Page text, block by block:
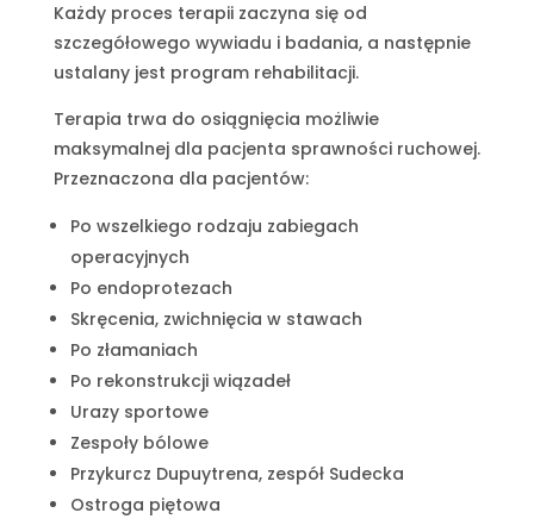
Każdy proces terapii zaczyna się od
szczegółowego wywiadu i badania, a następnie
ustalany jest program rehabilitacji.
Terapia trwa do osiągnięcia możliwie
maksymalnej dla pacjenta sprawności ruchowej.
Przeznaczona dla pacjentów:
Po wszelkiego rodzaju zabiegach
operacyjnych
Po endoprotezach
Skręcenia, zwichnięcia w stawach
Po złamaniach
Po rekonstrukcji wiązadeł
Urazy sportowe
Zespoły bólowe
Przykurcz Dupuytrena, zespół Sudecka
Ostroga piętowa